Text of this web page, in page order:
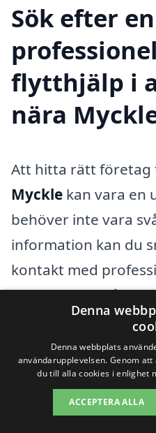
Sök efter en
flytthjälp i
nära
Att hitta rätt företag
Myckle kan vara en
behöver inte vara
information kan du
kontakt med
flytthjälp i området.
alternativ i
hjälpa dig göra din
möjligt. Här är
ligger nära Myckle
flytthjälp:
Denna
Denna webbplats
användarupplevelsen. Genom
du till alla cookies i enlighet
ACCEPTERA ALLA